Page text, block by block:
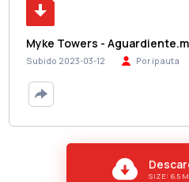
Myke Towers -
Subido 2023-03-12 Por ipauta
SIZE: 6.5